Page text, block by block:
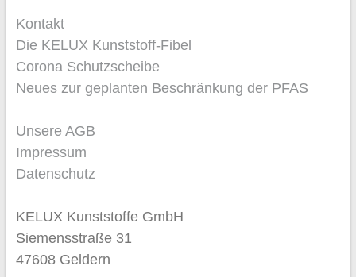
Kontakt
Die KELUX Kunststoff-Fibel
Corona Schutzscheibe
Neues zur geplanten Beschränkung der PFAS
Unsere AGB
Impressum
Datenschutz
KELUX Kunststoffe GmbH
Siemensstraße 31
47608 Geldern